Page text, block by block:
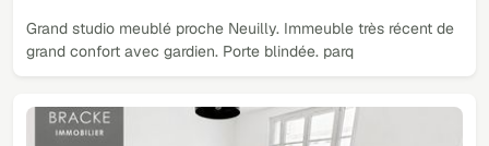
Grand studio meublé proche Neuilly. Immeuble très récent de
grand confort avec gardien. Porte blindée. parq